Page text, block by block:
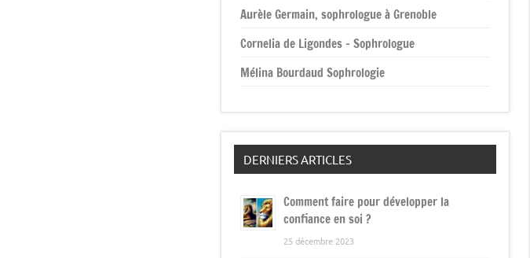
Aurèle Germain, sophrologue à Grenoble
Cornelia de Ligondes – Sophrologue
Mélina Bourdaud Sophrologie
DERNIERS ARTICLES
Comment faire pour développer la
confiance en soi ?
25 décembre 2023